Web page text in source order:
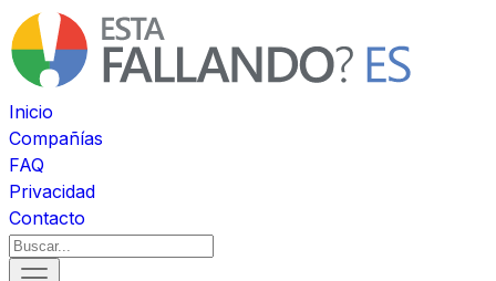
Inicio
Compañías
FAQ
Privacidad
Contacto